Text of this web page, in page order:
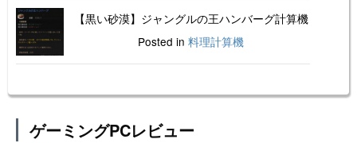
【黒い砂漠】ジャングルの王ハンバーグ計算機
Posted in 料理計算機
ゲーミングPCレビュー